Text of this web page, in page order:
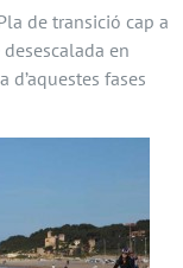
de transició cap a
en
d’aquestes fases